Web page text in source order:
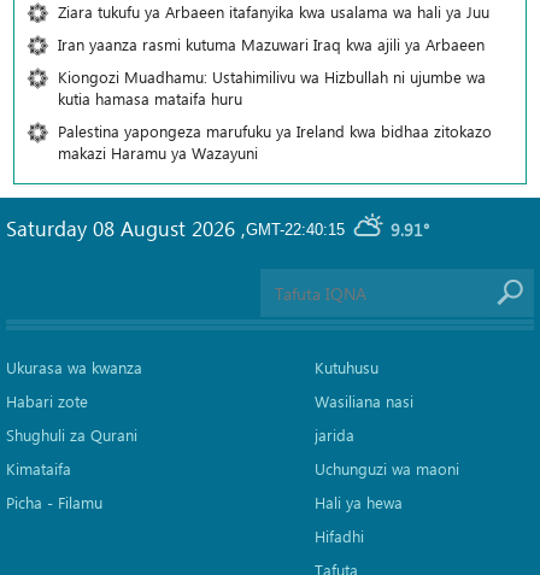
Ziara tukufu ya Arbaeen itafanyika kwa usalama wa hali ya Juu
Iran yaanza rasmi kutuma Mazuwari Iraq kwa ajili ya Arbaeen
Kiongozi Muadhamu: Ustahimilivu wa Hizbullah ni ujumbe wa
kutia hamasa mataifa huru
Palestina yapongeza marufuku ya Ireland kwa bidhaa zitokazo
makazi Haramu ya Wazayuni
GMT-22:40:15 9.91°
Saturday 08 August 2026 ,
Ukurasa wa kwanza
Habari zote
Shughuli za Qurani
Kimataifa
Picha‎ - Filamu‎
Kutuhusu
Wasiliana nasi
jarida
Uchunguzi wa maoni
Hali ya hewa
Hifadhi
Tafuta